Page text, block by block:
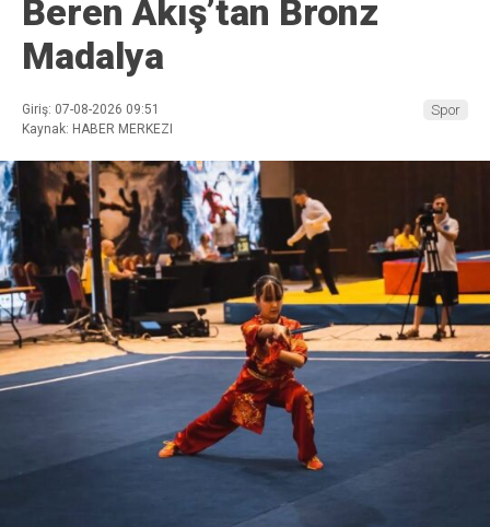
Beren Akış’tan Bronz
Madalya
Giriş: 07-08-2026 09:51
Kaynak: HABER MERKEZI
Spor